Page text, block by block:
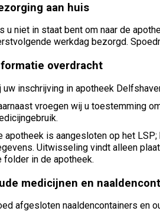
aan huis
u niet in staat bent om naar de
werkdag bezorgd.
overdracht
uw inschrijving in apotheek
vroegen wij u toestemming
apotheek is aangesloten op het
Uitwisseling vindt alleen
folder in de apotheek.
medicijnen en
afgesloten naaldencontainers en